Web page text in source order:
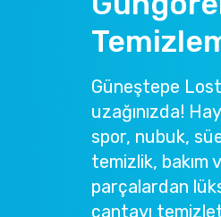
Güneştepe
uzağınızda!
spor, nubuk,
temizlik, bakım
parçalardan
çantayı